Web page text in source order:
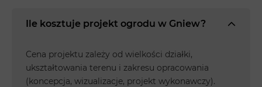
Ile kosztuje projekt ogrodu w Gniew?
Cena projektu zależy od wielkości działki,
ukształtowania terenu i zakresu opracowania
(koncepcja, wizualizacje, projekt wykonawczy).